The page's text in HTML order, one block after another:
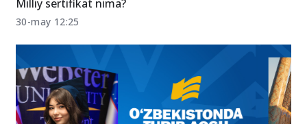
Milliy sertifikat nima?
30-may 12:25